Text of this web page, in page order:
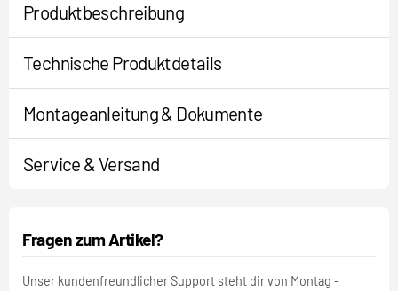
Produktbeschreibung
Technische Produktdetails
Montageanleitung & Dokumente
Service & Versand
Fragen zum Artikel?
Unser kundenfreundlicher Support steht dir von Montag -